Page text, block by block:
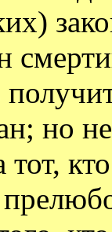
но
тот,